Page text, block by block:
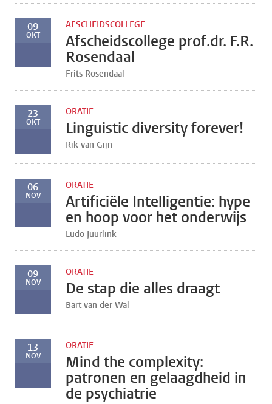
09
OKT
AFSCHEIDSCOLLEGE
Afscheidscollege prof.dr. F.R.
Rosendaal
Frits Rosendaal
23
OKT
ORATIE
Linguistic diversity forever!
Rik van Gijn
06
NOV
ORATIE
Artificiële Intelligentie: hype
en hoop voor het onderwijs
Ludo Juurlink
09
NOV
ORATIE
De stap die alles draagt
Bart van der Wal
13
NOV
ORATIE
Mind the complexity:
patronen en gelaagdheid in
de psychiatrie